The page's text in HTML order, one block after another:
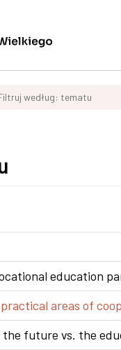
według: tematu
education
areas of
future vs. the